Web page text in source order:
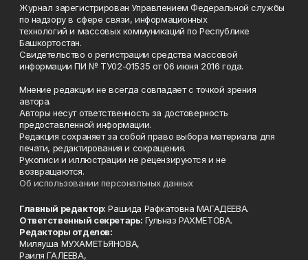
Журнал зарегистрирован Управлением Федеральной службы
по надзору в сфере связи, информационных
технологий и массовых коммуникаций по Республике
Башкортостан.
Свидетельство о регистрации средства массовой
информации ПИ № ТУ02-01535 от 06 июня 2016 года.
Мнение редакции не всегда совпадает с точкой зрения
автора.
Авторы несут ответственность за достоверность
предоставленной информации.
Редакция сохраняет за собой право выбора материала для
печати, редактирования и сокращения.
Рукописи и иллюстрации не рецензируются и не
возвращаются.
Об использовании персональных данных
Главный редактор: Рашида Рафкатовна МАГАДЕЕВА.
Ответственный секретарь: Гульназ РАХМЕТОВА.
Редакторы отделов:
Миляуша МУХАМЕТЬЯНОВА,
Раиля ГАЛЕЕВА,